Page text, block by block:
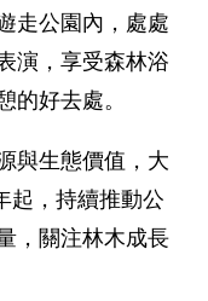
走公園內，處處
演，享受森林浴
的好去處。
與生態價值，大
起，持續推動公
，關注林木成長